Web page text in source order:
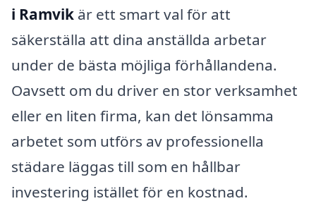
i Ramvik är ett smart val för att
säkerställa att dina anställda arbetar
under de bästa möjliga förhållandena.
Oavsett om du driver en stor verksamhet
eller en liten firma, kan det lönsamma
arbetet som utförs av professionella
städare läggas till som en hållbar
investering istället för en kostnad.